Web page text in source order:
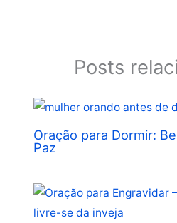
Posts
Oração para Dormir:
Paz